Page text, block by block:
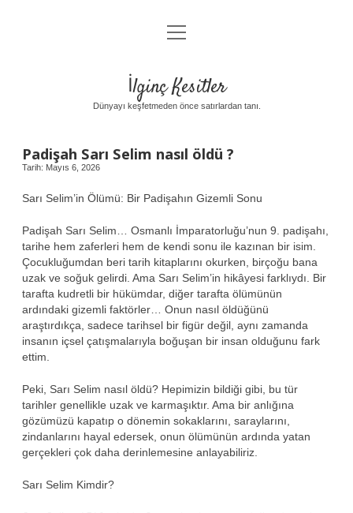
Anasayfa
Yasal Uyarı
menüyü
aç
İlginç Kesitler
Dünyayı keşfetmeden önce satırlardan tanı.
Padişah Sarı Selim nasıl öldü ?
Tarih: Mayıs 6, 2026
Sarı Selim’in Ölümü: Bir Padişahın Gizemli Sonu
Padişah Sarı Selim… Osmanlı İmparatorluğu’nun 9. padişahı,
tarihe hem zaferleri hem de kendi sonu ile kazınan bir isim.
Çocukluğumdan beri tarih kitaplarını okurken, birçoğu bana
uzak ve soğuk gelirdi. Ama Sarı Selim’in hikâyesi farklıydı. Bir
tarafta kudretli bir hükümdar, diğer tarafta ölümünün
ardındaki gizemli faktörler… Onun nasıl öldüğünü
araştırdıkça, sadece tarihsel bir figür değil, aynı zamanda
insanın içsel çatışmalarıyla boğuşan bir insan olduğunu fark
ettim.
Peki, Sarı Selim nasıl öldü? Hepimizin bildiği gibi, bu tür
tarihler genellikle uzak ve karmaşıktır. Ama bir anlığına
gözümüzü kapatıp o dönemin sokaklarını, saraylarını,
zindanlarını hayal edersek, onun ölümünün ardında yatan
gerçekleri çok daha derinlemesine anlayabiliriz.
Sarı Selim Kimdir?